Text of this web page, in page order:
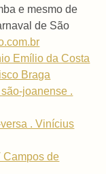
e mesmo de
de São
Emílio da Costa
Braga
joanense .
. Vinícius
Campos de